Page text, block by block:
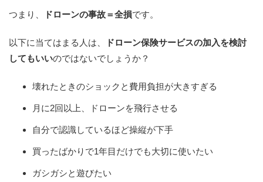
つまり、 ドローンの事故＝全損です。
以下に当てはまる人は、
ドローン保険サービスの加入を検討
してもいいのではないでしょうか？
壊れたときのショックと費用負担が大きすぎる
月に2回以上、ドローンを飛行させる
自分で認識しているほど操縦が下手
買ったばかりで1年目だけでも大切に使いたい
ガシガシと遊びたい